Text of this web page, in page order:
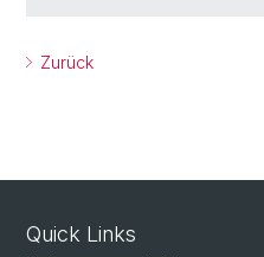
Zurück
Quick Links